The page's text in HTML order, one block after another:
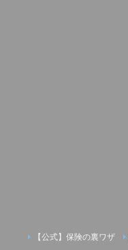
【公式】保険の裏ワザ